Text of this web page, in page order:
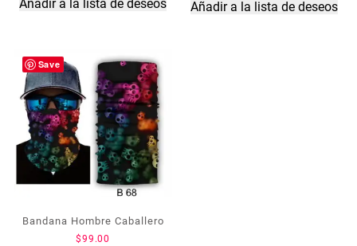
Añadir a la lista de deseos Añadir a la lista de deseos
Save
Bandana Hombre Caballero
$99.00